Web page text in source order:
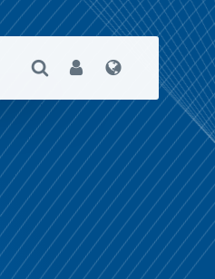
Suche Öffnen
User Sprache